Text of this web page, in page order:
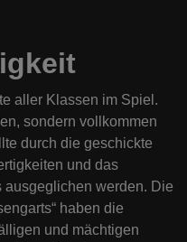
aller Klassen im Spiel.
sondern vollkommen
durch die geschickte
und das
werden. Die
haben die
und mächtigen